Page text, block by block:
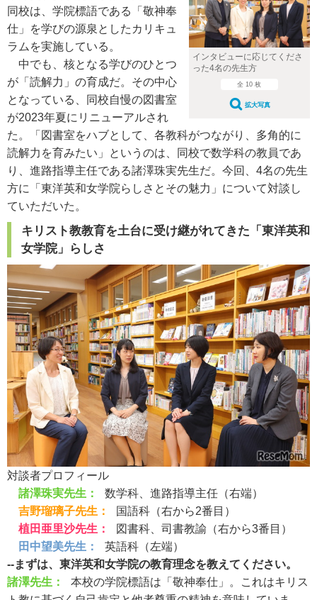
インタビューに応じてくださ
った4名の先生方
全 10 枚
拡大写真
同校は、学院標語である「敬神奉
仕」を学びの源泉としたカリキュ
ラムを実施している。
中でも、核となる学びのひとつ
が「読解力」の育成だ。その中心
となっている、同校自慢の図書室
が2023年夏にリニューアルされ
た。「図書室をハブとして、各教科がつながり、多角的に
読解力を育みたい」というのは、同校で数学科の教員であ
り、進路指導主任である諸澤珠実先生だ。今回、4名の先生
方に「東洋英和女学院らしさとその魅力」について対談し
ていただいた。
キリスト教教育を土台に受け継がれてきた「東洋英和
女学院」らしさ
対談者プロフィール
諸澤珠実先生：
数学科、進路指導主任（右端）
吉野瑠璃子先生：
国語科（右から2番目）
植田亜里沙先生：
図書科、司書教諭（右から3番目）
田中望美先生：
英語科（左端）
--まずは、東洋英和女学院の教育理念を教えてください。
諸澤先生：
本校の学院標語は「敬神奉仕」。これはキリス